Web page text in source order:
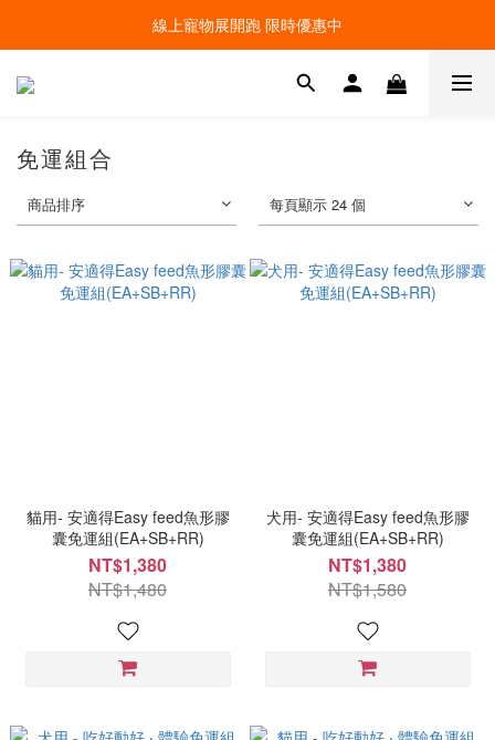
線上寵物展開跑 限時優惠中
線上寵物展開跑 限時優惠中
加入會員，現領100元購物金 ! 立即登入
免運組合
商品排序 每頁顯示 24 個
貓用- 安適得Easy feed魚形膠
囊免運組(EA+SB+RR)
NT$1,380
NT$1,480
犬用- 安適得Easy feed魚形膠
囊免運組(EA+SB+RR)
NT$1,380
NT$1,580